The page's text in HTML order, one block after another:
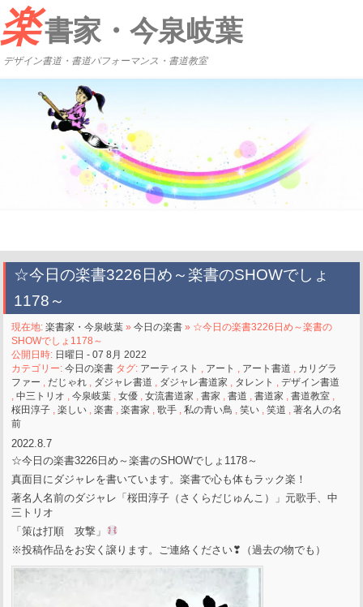
楽書家・今泉岐葉
デザイン書道・書道パフォーマンス・書道教室
☆今日の楽書3226日め～楽書のSHOWでしょ
1178～
現在地:楽書家・今泉岐葉 »今日の楽書 » ☆今日の楽書3226日め～楽書の
SHOWでしょ1178～
公開日時: 日曜日 - 07 8月 2022
カテゴリー:今日の楽書 タグ: アーティスト アート アート書道
カリグラ
ファー
だじゃれ ダジャレ書道 ダジャレ書道家 タレント ,デザイン書道
,中三トリオ ,今泉岐葉 ,女優 ,女流書道家 ,書家 ,書道 ,書道家 ,書道教室
桜田淳子 ,楽しい ,楽書 ,楽書家 ,歌手 ,私の青い鳥 ,笑い ,笑道 ,著名人の名
前
2022.8.7
☆今日の楽書3226日め～楽書のSHOWでしょ1178～
真面目にダジャレを書いています。楽書で心も体もラック楽！
著名人名前のダジャレ「桜田淳子（さくらだじゅんこ）」元歌手、中
三トリオ
「策は打順 攻撃」
※投稿作品をお安く譲ります。ご連絡ください❣（過去の物でも）